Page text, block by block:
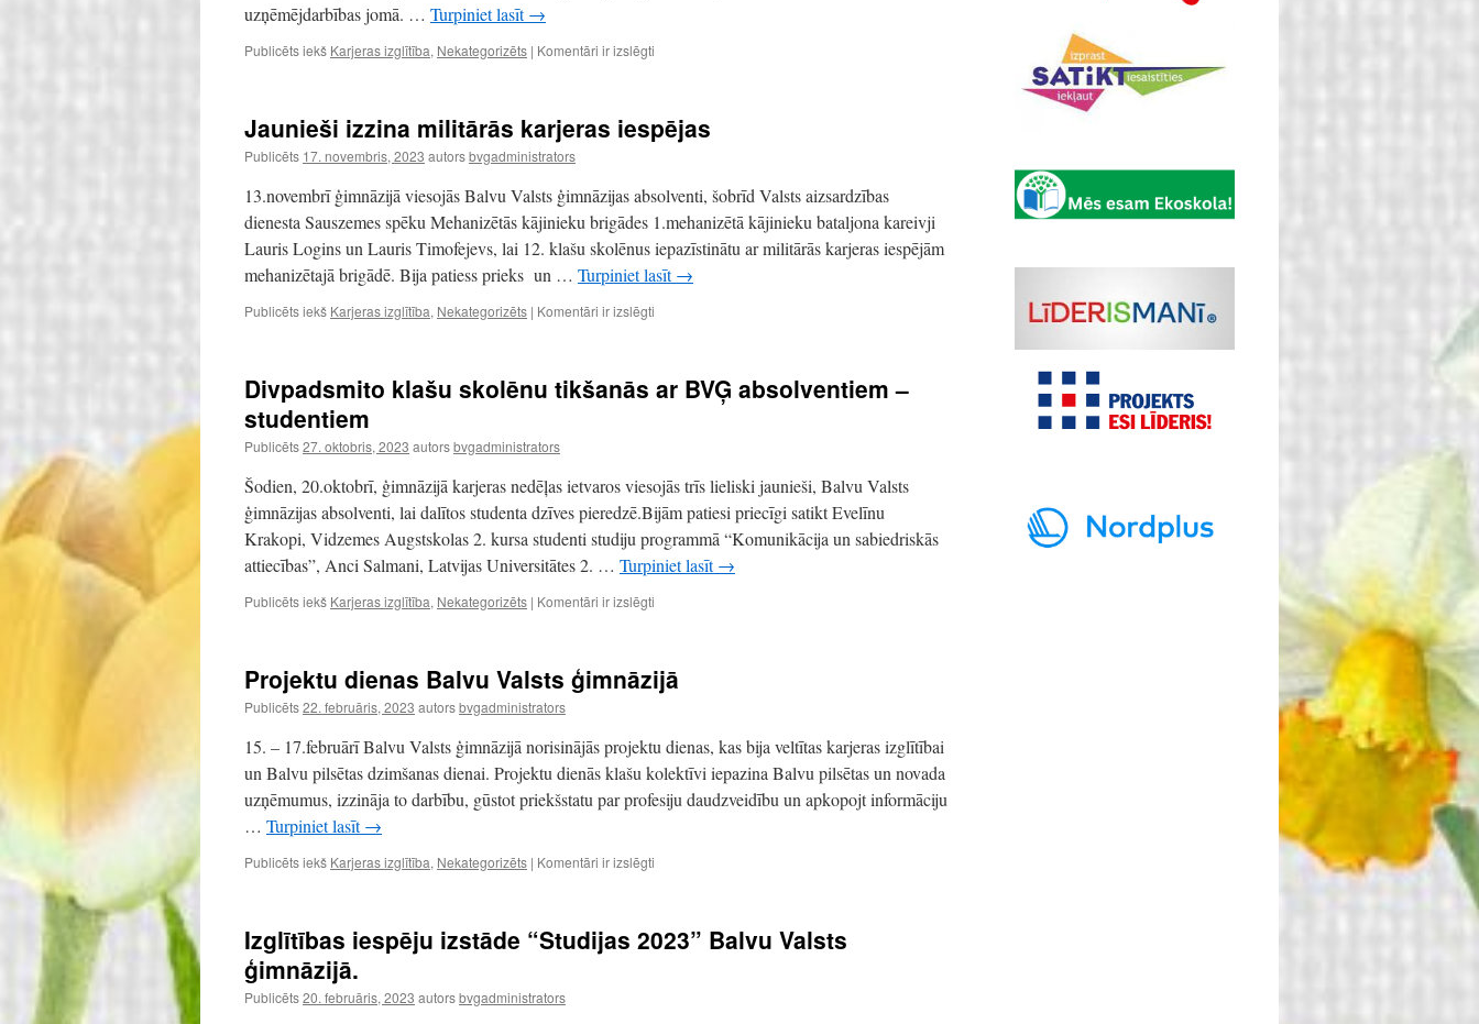
uzņēmējdarbības jomā. … Turpiniet lasīt→
Publicēts iekš Karjeras izglītība, Nekategorizēts | Komentāri ir izslēgti
ģimnāzijas
trīsdesmit
devās
uz
Daugavpils
Inovāciju
centru.
Jaunieši izzina militārās karjeras iespējas
Publicēts 17. novembris, 2023 autorsbvgadministrators
13.novembrī ģimnāzijā viesojās Balvu Valsts ģimnāzijas absolventi, šobrīd Valsts aizsardzības
dienesta Sauszemes spēku Mehanizētās kājinieku brigādes 1.mehanizētā kājinieku bataljona kareivji
Lauris Logins un Lauris Timofejevs, lai 12. klašu skolēnus iepazīstinātu ar militārās karjeras iespējām
mehanizētajā brigādē. Bija patiess prieks un … Turpiniet lasīt→
Publicēts iekš Karjeras izglītība, Nekategorizēts | Komentāri ir izslēgti
iespējas
Divpadsmito klašu skolēnu tikšanās ar BVĢ absolventiem –
studentiem
Publicēts27. oktobris, 2023 autorsbvgadministrators
Šodien, 20.oktobrī, ģimnāzijā karjeras nedēļas ietvaros viesojās trīs lieliski jaunieši, Balvu Valsts
ģimnāzijas absolventi, lai dalītos studenta dzīves pieredzē.Bijām patiesi priecīgi satikt Evelīnu
Krakopi, Vidzemes Augstskolas 2. kursa studenti studiju programmā “Komunikācija un sabiedriskās
attiecības”, Anci Salmani, Latvijas Universitātes 2. … Turpiniet lasīt→
Publicēts iekš Karjeras izglītība, Nekategorizēts | Komentāri ir izslēgti
ar
BVĢ
studentiem
Projektu dienas Balvu Valsts ģimnāzijā
Publicēts22. februāris, 2023 autorsbvgadministrators
15. – 17.februārī Balvu Valsts ģimnāzijā norisinājās projektu dienas, kas bija veltītas karjeras izglītībai
un Balvu pilsētas dzimšanas dienai. Projektu dienās klašu kolektīvi iepazina Balvu pilsētas un novada
uzņēmumus, izzināja to darbību, gūstot priekšstatu par profesiju daudzveidību un apkopojt informāciju
… Turpiniet lasīt→
Publicēts iekš Karjeras izglītība, Nekategorizēts | Komentāri ir izslēgti
ģimnāzijā
Izglītības iespēju izstāde “Studijas 2023” Balvu Valsts
ģimnāzijā.
Publicēts20. februāris, 2023 autorsbvgadministrators